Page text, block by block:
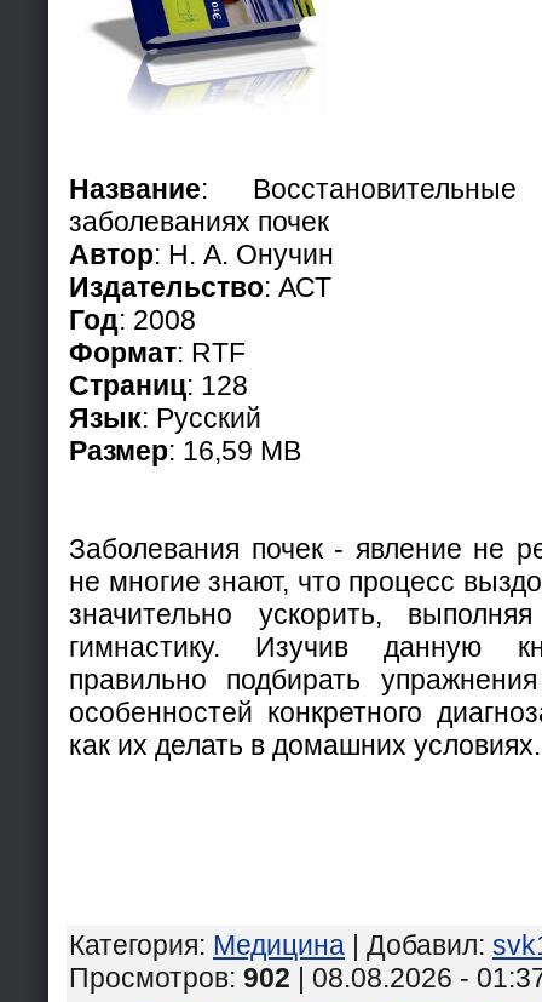
Название:
заболеваниях почек
Автор: Н. А. Онучин
Издательство: АСТ
Год: 2008
Формат: RTF
Страниц: 128
Язык: Русский
Размер: 16,59 МВ
Заболевания почек - явление не
не многие знают, что процесс
значительно ускорить,
гимнастику. Изучив данную
правильно подбирать
особенностей конкретного
как их делать в домашних условиях.
Категория: Медицина | Добавил:
Просмотров: 902 | 08.08.2026 -